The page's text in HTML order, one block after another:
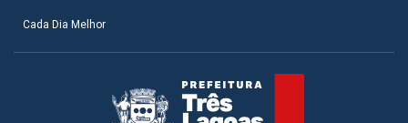
Cada Dia Melhor